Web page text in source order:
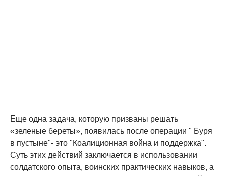
Еще одна задача, которую призваны решать
«зеленые береты», появилась после операции " Буря
в пустыне"- это "Коалиционная война и поддержка".
Суть этих действий заключается в использовании
солдатского опыта, воинских практических навыков, а